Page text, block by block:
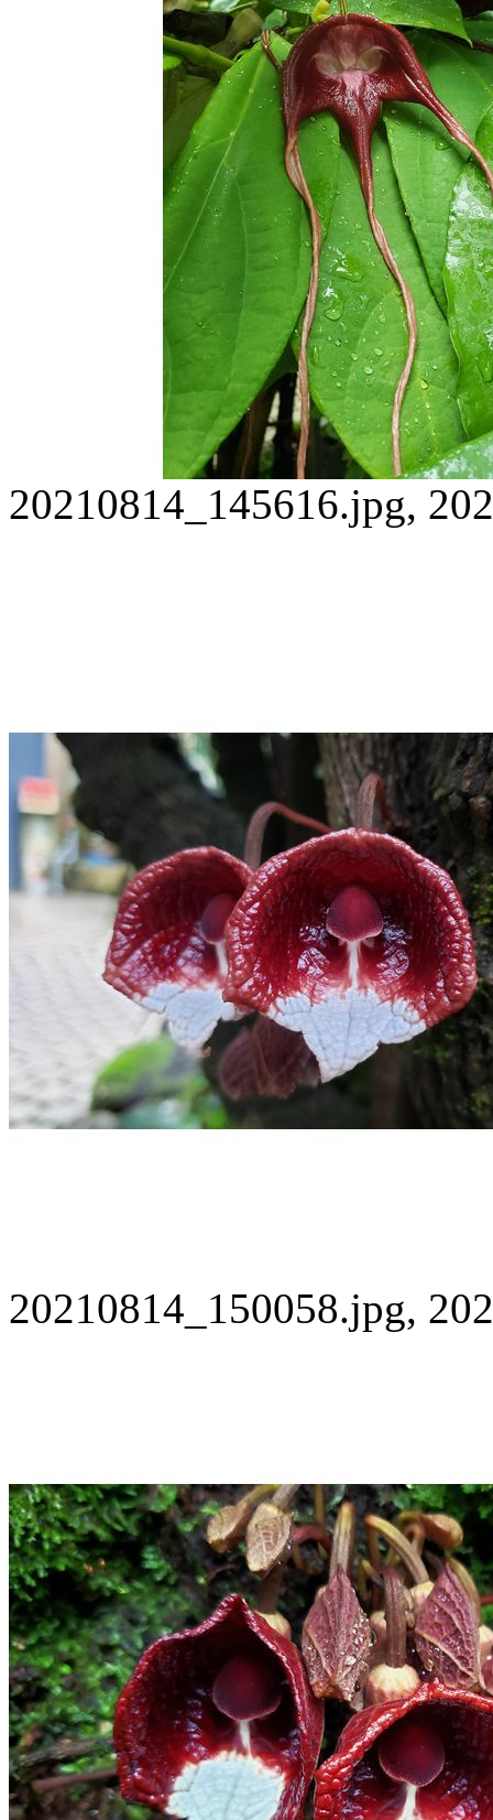
20210814_145616.jpg,
20210814_150058.jpg,